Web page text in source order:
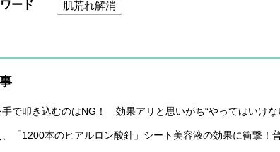
ード 肌荒れ解消
で叩き込むのはNG！ 効果アリと思いがち“やってはいけな
「1200本のヒアルロン酸針」シート美容液の効果に衝撃！